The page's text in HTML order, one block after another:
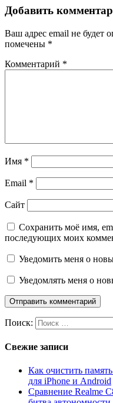
Добавить
Ваш адрес email не будет
помечены *
Комментарий *
Имя *
Email *
Сайт
Сохранить моё имя,
последующих моих
Уведомить меня о
Уведомлять меня о
Поиск:
Свежие записи
Как очистить
для iPhone и Android
Сравнение Realme